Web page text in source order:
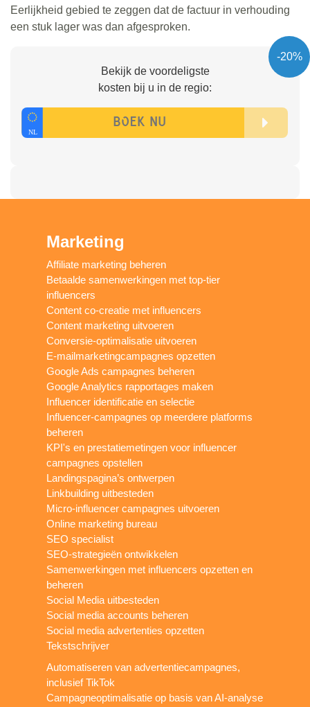
Eerlijkheid gebied te zeggen dat de factuur in verhouding
een stuk lager was dan afgesproken.
-20%
Bekijk de voordeligste
kosten bij u in de regio:
Marketing
Affiliate marketing beheren
Betaalde samenwerkingen met top-tier
influencers
Content co-creatie met influencers
Content marketing uitvoeren
Conversie-optimalisatie uitvoeren
E-mailmarketingcampagnes opzetten
Google Ads campagnes beheren
Google Analytics rapportages maken
Influencer identificatie en selectie
Influencer-campagnes op meerdere platforms
beheren
KPI's en prestatiemetingen voor influencer
campagnes opstellen
Landingspagina’s ontwerpen
Linkbuilding uitbesteden
Micro-influencer campagnes uitvoeren
Online marketing bureau
SEO specialist
SEO-strategieën ontwikkelen
Samenwerkingen met influencers opzetten en
beheren
Social Media uitbesteden
Social media accounts beheren
Social media advertenties opzetten
Tekstschrijver
Automatiseren van advertentiecampagnes,
inclusief TikTok
Campagneoptimalisatie op basis van AI-analyse